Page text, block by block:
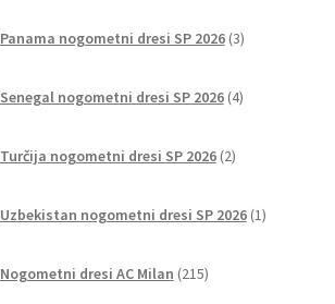
Panama nogometni dresi SP 2026 3izdelki
Senegal nogometni dresi SP 2026 4izdelki
Turčija nogometni dresi SP 2026 2izdelka
Uzbekistan nogometni dresi SP 2026 1izdelek
Nogometni dresi AC Milan 215izdelkov